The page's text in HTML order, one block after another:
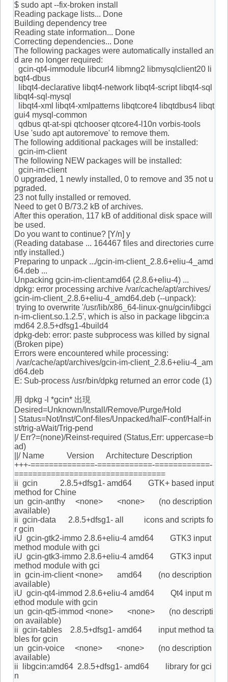
$ sudo apt --fix-broken install
Reading package lists... Done
Building dependency tree
Reading state information... Done
Correcting dependencies... Done
The following packages were automatically installed an
d are no longer required:
gcin-qt4-immodule libcurl4 libmng2 libmysqlclient20 li
bqt4-dbus
libqt4-declarative libqt4-network libqt4-script libqt4-sql
libqt4-sql-mysql
libqt4-xml libqt4-xmlpatterns libqtcore4 libqtdbus4 libqt
gui4 mysql-common
qdbus qt-at-spi qtchooser qtcore4-l10n vorbis-tools
Use 'sudo apt autoremove' to remove them.
The following additional packages will be installed:
gcin-im-client
The following NEW packages will be installed:
gcin-im-client
0 upgraded, 1 newly installed, 0 to remove and 35 not u
pgraded.
23 not fully installed or removed.
Need to get 0 B/73.2 kB of archives.
After this operation, 117 kB of additional disk space will
be used.
Do you want to continue? [Y/n] y
(Reading database ... 164467 files and directories curre
ntly installed.)
Preparing to unpack .../gcin-im-client_2.8.6+eliu-4_amd
64.deb ...
Unpacking gcin-im-client:amd64 (2.8.6+eliu-4) ...
dpkg: error processing archive /var/cache/apt/archives/
gcin-im-client_2.8.6+eliu-4_amd64.deb (--unpack):
trying to overwrite '/usr/lib/x86_64-linux-gnu/gcin/libgci
n-im-client.so.1.2.5', which is also in package libgcin:a
md64 2.8.5+dfsg1-4build4
dpkg-deb: error: paste subprocess was killed by signal
(Broken pipe)
Errors were encountered while processing:
/var/cache/apt/archives/gcin-im-client_2.8.6+eliu-4_am
d64.deb
E: Sub-process /usr/bin/dpkg returned an error code (1)
用 dpkg -l *gcin* 出現
Desired=Unknown/Install/Remove/Purge/Hold
| Status=Not/Inst/Conf-files/Unpacked/halF-conf/Half-in
st/trig-aWait/Trig-pend
|/ Err?=(none)/Reinst-required (Status,Err: uppercase=b
ad)
||/ Name Version Architecture Description
+++-==============-============-============-
=================================
ii gcin 2.8.5+dfsg1- amd64 GTK+ based input
method for Chine
un gcin-anthy <none> <none> (no description
available)
ii gcin-data 2.8.5+dfsg1- all icons and scripts fo
r gcin
iU gcin-gtk2-immo 2.8.6+eliu-4 amd64 GTK3 input
method module with gci
iU gcin-gtk3-immo 2.8.6+eliu-4 amd64 GTK3 input
method module with gci
in gcin-im-client <none> amd64 (no description
available)
iU gcin-qt4-immod 2.8.6+eliu-4 amd64 Qt4 input m
ethod module with gcin
un gcin-qt5-immod <none> <none> (no descripti
on available)
ii gcin-tables 2.8.5+dfsg1- amd64 input method ta
bles for gcin
un gcin-voice <none> <none> (no description
available)
ii libgcin:amd64 2.8.5+dfsg1- amd64 library for gci
n